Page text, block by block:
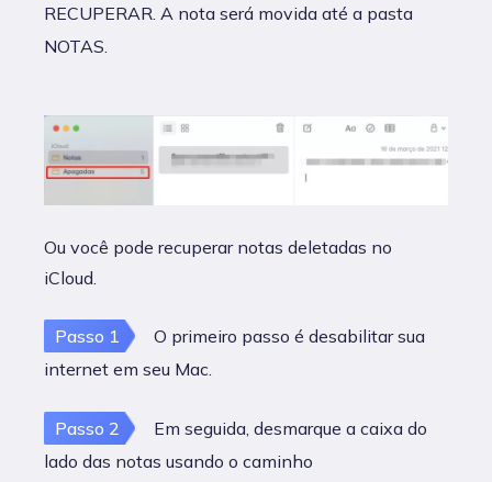
RECUPERAR. A nota será movida até a pasta
NOTAS.
Ou você pode recuperar notas deletadas no
iCloud.
Passo 1
O primeiro passo é desabilitar sua
internet em seu Mac.
Passo 2
Em seguida, desmarque a caixa do
lado das notas usando o caminho